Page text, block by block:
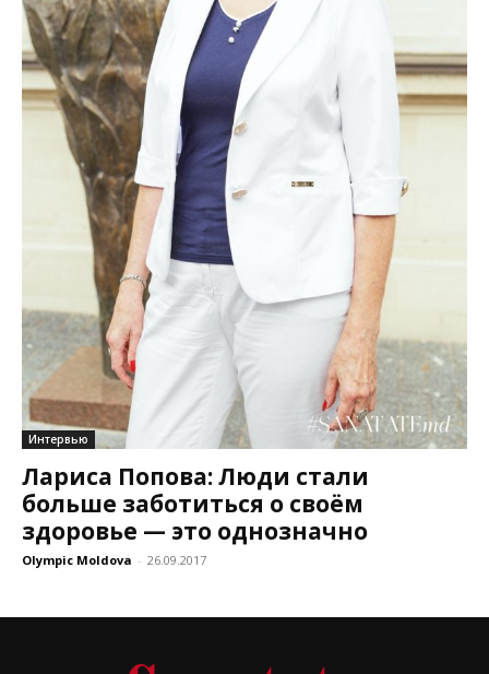
Интервью
Лариса Попова: Люди стали
больше заботиться о своём
здоровье — это однозначно
Olympic Moldova - 26.09.2017